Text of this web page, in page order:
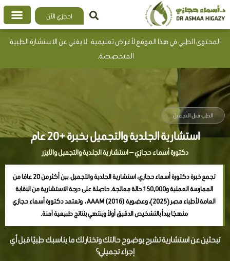
تخطي
إلى
المحتوى
احجزي الآن
المحتوى الطبي في هذا الموقع لأغراض تعليمية ، لا يغني عن الاستشارة الطبية
المتخصصة.
الطب قبل التجميل
استشارية الجلدية والتجميل بخبرة +20 عام
دكتورة أسماء حجازي — استشارية الجلدية والتجميل والليزر
تجمع خبرة دكتورة أسماء حجازي، استشارية الجلدية والتجميل، بين أكثر من 20 عامًا من
الممارسة العملية و150,000 حالة معالجة. حاصلة على درجة الاستشارية من النقابة
العامة لأطباء مصر (2025)، وعضوية AAAM (2016) ، وتعتمد دكتورة أسماء حجازي
منهجًا يبدأ بالتشخيص الدقيق أولاً وينتهي بنتائج طبيعية آمنة.
تبحثين عن استشارية تشرح بوضوح حالتك وتختار لك ما يناسبك طبيًا قبل أي
إجراء تجميلي؟